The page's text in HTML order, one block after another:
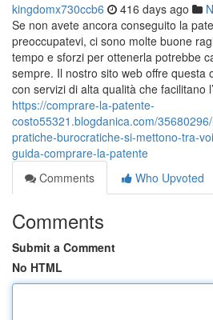
kingdomx730ccb6 416 days ago
Se non avete ancora conseguito la
preoccupatevi, ci sono molte buone
tempo e sforzi per ottenerla potrebbe
sempre. Il nostro sito web offre questa
con servizi di alta qualità che facilitano
https://comprare-la-patente-
costo55321.blogdanica.com/
pratiche-burocratiche-si-mettono-tra-
guida-comprare-la-patente
Comments
Who Upvoted
Comments
Submit a Comment
No HTML